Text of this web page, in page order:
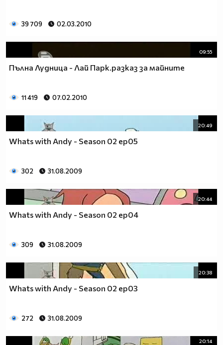
39 709 02.03.2010
09:55
Пълна Лудница - Лай Парк.разказ за майните
11 419 07.02.2010
20:49
Whats with Andy - Season 02 ep05
302 31.08.2009
20:44
Whats with Andy - Season 02 ep04
309 31.08.2009
20:38
Whats with Andy - Season 02 ep03
272 31.08.2009
20:14